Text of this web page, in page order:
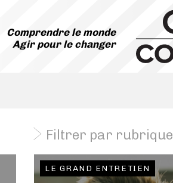
Comprendre le monde
Agir pour le changer
Filtrer par rubrique
LE GRAND ENTRETIEN